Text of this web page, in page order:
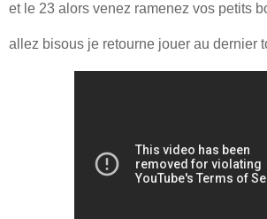
et le 23 alors venez ramenez vos petits
allez bisous je retourne jouer au dernier